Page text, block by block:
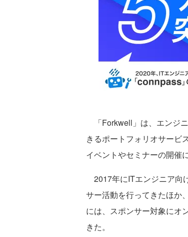
「Forkwell」は、エンジ
きるポートフォリオサービ
イベントやセミナーの開催
2017年にITエンジニア向
サー活動を行ってきたほか
には、スポンサー対象にオ
きた。